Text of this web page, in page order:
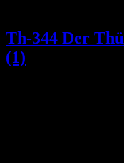
Th-344 Der
(1)